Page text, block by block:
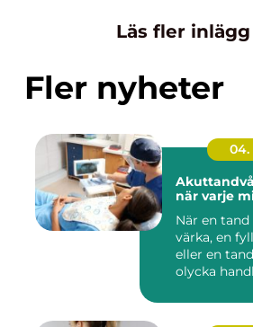
Läs fler
Fler nyheter
04.
när varje
När en
värka, en
eller en
olycka